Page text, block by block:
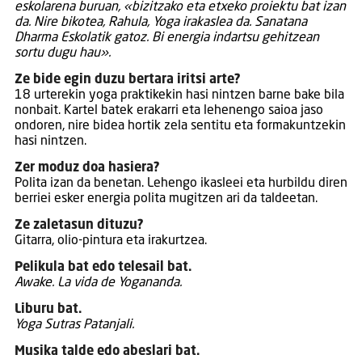
eskolarena buruan, «bizitzako eta etxeko proiektu bat izan
da. Nire bikotea, Rahula, Yoga irakaslea da. Sanatana
Dharma Eskolatik gatoz. Bi energia indartsu gehitzean
sortu dugu hau».
Ze bide egin duzu bertara iritsi arte?
18 urterekin yoga praktikekin hasi nintzen barne bake bila
nonbait. Kartel batek erakarri eta lehenengo saioa jaso
ondoren, nire bidea hortik zela sentitu eta formakuntzekin
hasi nintzen.
Zer moduz doa hasiera?
Polita izan da benetan. Lehengo ikasleei eta hurbildu diren
berriei esker energia polita mugitzen ari da taldeetan.
Ze zaletasun dituzu?
Gitarra, olio-pintura eta irakurtzea.
Pelikula bat edo telesail bat.
Awake. La vida de Yogananda.
Liburu bat.
Yoga Sutras Patanjali.
Musika talde edo abeslari bat.